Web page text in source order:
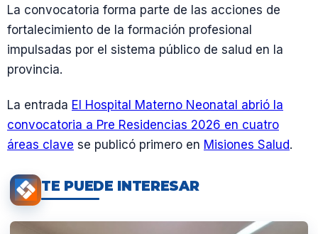
La convocatoria forma parte de las acciones de
fortalecimiento de la formación profesional
impulsadas por el sistema público de salud en la
provincia.
La entrada El Hospital Materno Neonatal abrió la
convocatoria a Pre Residencias 2026 en cuatro
áreas clave se publicó primero en Misiones Salud.
TE PUEDE INTERESAR